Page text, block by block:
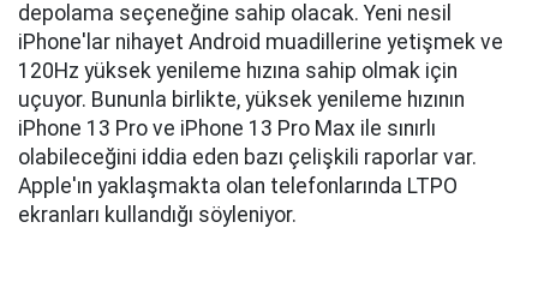
depolama seçeneğine sahip olacak. Yeni nesil
iPhone'lar nihayet Android muadillerine yetişmek ve
120Hz yüksek yenileme hızına sahip olmak için
uçuyor. Bununla birlikte, yüksek yenileme hızının
iPhone 13 Pro ve iPhone 13 Pro Max ile sınırlı
olabileceğini iddia eden bazı çelişkili raporlar var.
Apple'ın yaklaşmakta olan telefonlarında LTPO
ekranları kullandığı söyleniyor.